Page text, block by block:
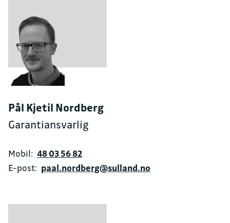
Pål Kjetil Nordberg
Garantiansvarlig
Mobil: 48 03 56 82
E-post: paal.nordberg@sulland.no